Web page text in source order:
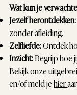
Wat kun je
Jezelf herontdekken:
zonder afleiding.
Zelfliefde:Ontdek
Inzicht:Begrijp hoe
Bekijk onze
en/of meld jehier